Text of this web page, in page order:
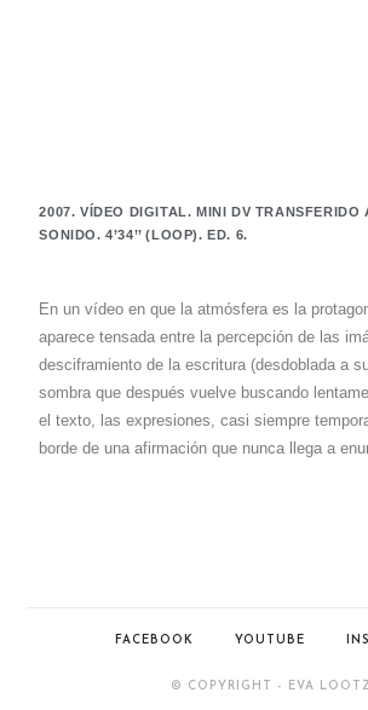
2007. VÍDEO DIGITAL. MINI DV TRANSFERIDO
SONIDO. 4’34’’ (LOOP). ED. 6.
En un vídeo en que la atmósfera es la
aparece tensada entre la percepción de las
desciframiento de la escritura (desdoblada a
sombra que después vuelve buscando
el texto, las expresiones, casi siempre
borde de una afirmación que nunca llega a
FACEBOOK YOUTUBE
© COPYRIGHT - EVA